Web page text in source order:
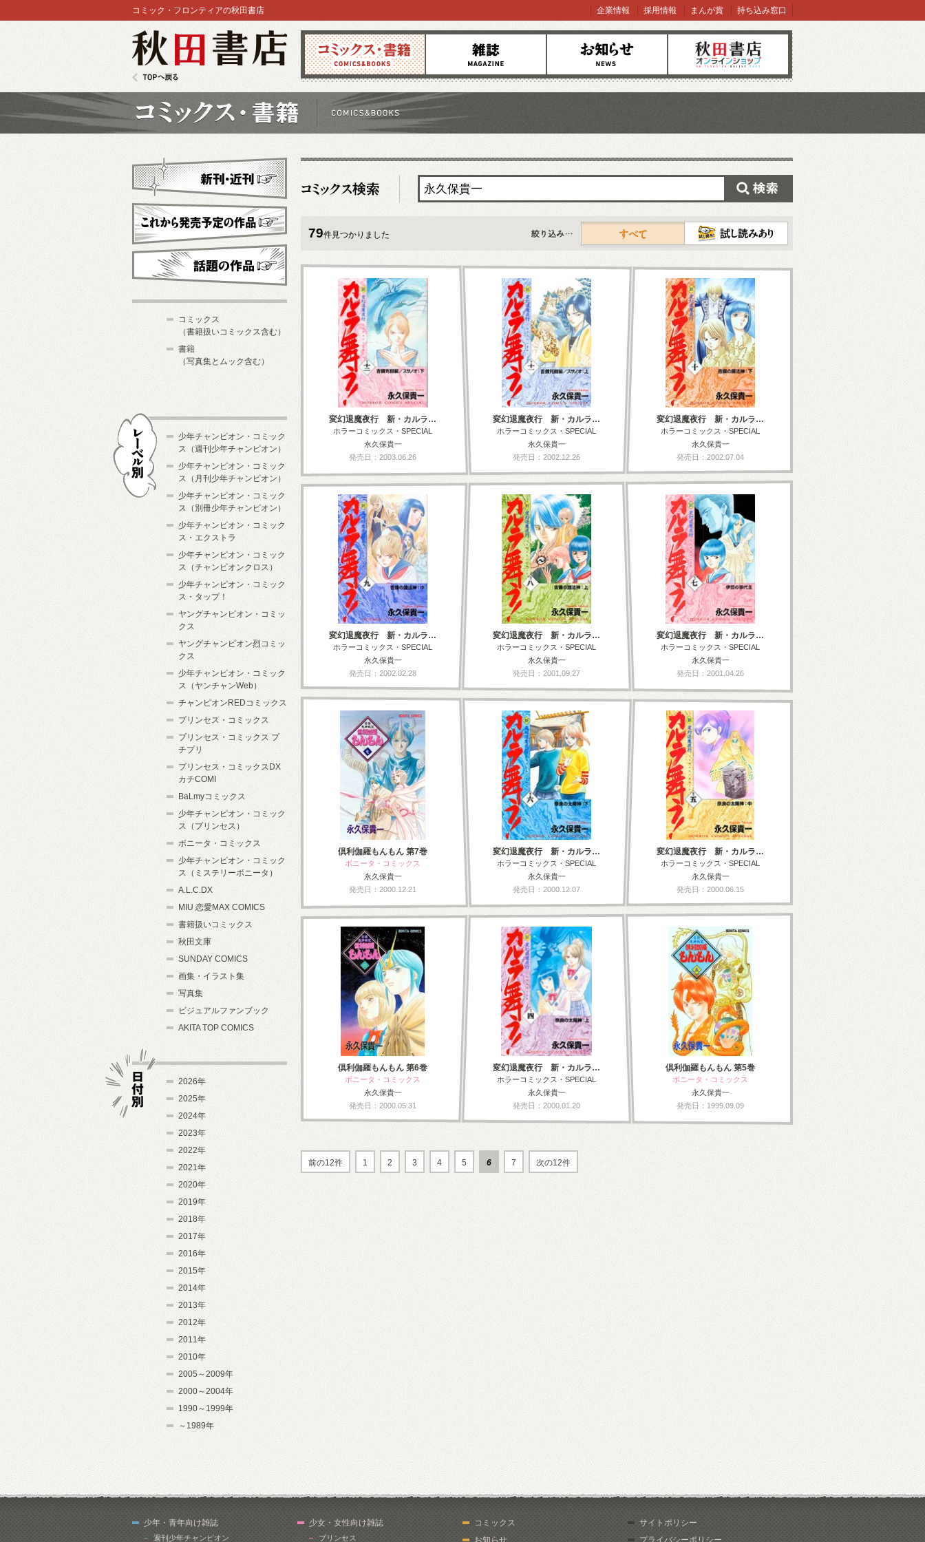
コミックス 雑誌 お知らせ オンラインショップ
コミック・フロンティアの秋田書店 企業情報 採用情報 まんが賞 持ち込み窓口
79件見つかりました
すべて
変幻退魔夜行 新・カルラ…
ホラーコミックス・SPECIAL
永久保貴一
発売日：2003.06.26
変幻退魔夜行 新・カルラ…
ホラーコミックス・SPECIAL
永久保貴一
発売日：2002.12.26
変幻退魔夜行 新・カルラ…
ホラーコミックス・SPECIAL
永久保貴一
発売日：2002.07.04
変幻退魔夜行 新・カルラ…
ホラーコミックス・SPECIAL
永久保貴一
発売日：2002.02.28
変幻退魔夜行 新・カルラ…
ホラーコミックス・SPECIAL
永久保貴一
発売日：2001.09.27
変幻退魔夜行 新・カルラ…
ホラーコミックス・SPECIAL
永久保貴一
発売日：2001.04.26
倶利伽羅もんもん 第7巻
ボニータ・コミックス
永久保貴一
発売日：2000.12.21
変幻退魔夜行 新・カルラ…
ホラーコミックス・SPECIAL
永久保貴一
発売日：2000.12.07
変幻退魔夜行 新・カルラ…
ホラーコミックス・SPECIAL
永久保貴一
発売日：2000.06.15
倶利伽羅もんもん 第6巻
ボニータ・コミックス
永久保貴一
発売日：2000.05.31
変幻退魔夜行 新・カルラ…
ホラーコミックス・SPECIAL
永久保貴一
発売日：2000.01.20
倶利伽羅もんもん 第5巻
ボニータ・コミックス
永久保貴一
発売日：1999.09.09
前の12件 1 2 3 4 5 6 7 次の12件
新刊・近刊
これから発売予定
コミックス
（書籍扱いコミックス含む）
書籍
（写真集とムック含む）
少年チャンピオン・コミック
ス（週刊少年チャンピオン）
少年チャンピオン・コミック
ス（月刊少年チャンピオン）
少年チャンピオン・コミック
ス（別冊少年チャンピオン）
少年チャンピオン・コミック
ス・エクストラ
少年チャンピオン・コミック
ス（チャンピオンクロス）
少年チャンピオン・コミック
ス・タップ！
ヤングチャンピオン・コミッ
クス
ヤングチャンピオン烈コミッ
クス
少年チャンピオン・コミック
ス（ヤンチャンWeb）
チャンピオンREDコミックス
プリンセス・コミックス
プリンセス・コミックス プ
チプリ
プリンセス・コミックスDX
カチCOMI
BaLmyコミックス
少年チャンピオン・コミック
ス（プリンセス）
ボニータ・コミックス
少年チャンピオン・コミック
ス（ミステリーボニータ）
A.L.C.DX
MIU 恋愛MAX COMICS
書籍扱いコミックス
秋田文庫
SUNDAY COMICS
画集・イラスト集
写真集
ビジュアルファンブック
AKITA TOP COMICS
2026年
2025年
2024年
2023年
2022年
2021年
2020年
2019年
2018年
2017年
2016年
2015年
2014年
2013年
2012年
2011年
2010年
2005～2009年
2000～2004年
1990～1999年
～1989年
少年・青年向け雑誌
週刊少年チャンピオン
少女・女性向け雑誌
プリンセス
コミックス
お知らせ
サイトポリシー
プライバシーポリシー